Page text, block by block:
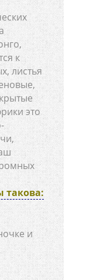
к
листья
это
такова:
и